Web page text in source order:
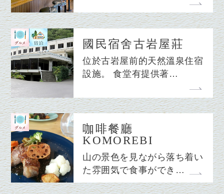
國民宿舍古岩屋莊
位於古岩屋前的天然溫泉住宿
設施。 食堂有提供著…
咖啡餐廳
KOMOREBI
山の景色を見ながら落ち着い
た雰囲気で食事ができ…